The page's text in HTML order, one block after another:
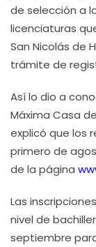
de selección a
licenciaturas
San Nicolás de
trámite de
Así lo dio a
Máxima Casa
explicó que los
primero de
de la página
Las
nivel de
septiembre